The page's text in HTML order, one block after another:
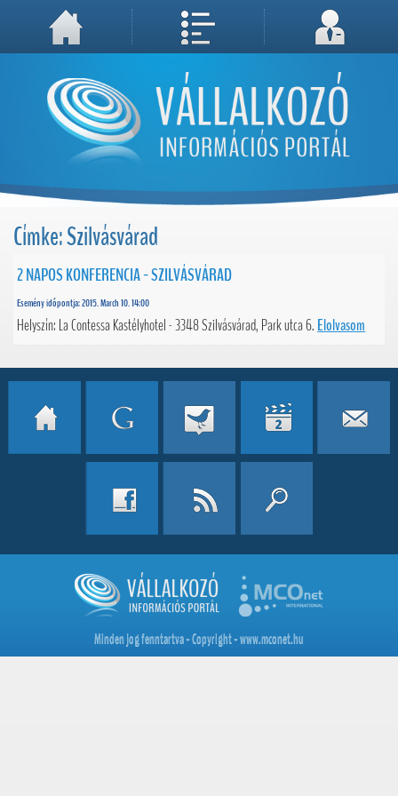
A weboldal használatával Ön elfogadja, hogy Cookie-kat (sütiket) tároljunk számítógépén. A sütik a weboldal megfelelő működéséhez
Megértettem, folytatás...
Címke: Szilvásvárad
2 NAPOS KONFERENCIA - SZILVÁSVÁRAD
Esemény időpontja: 2015. March 10. 14:00
Helyszín: La Contessa Kastélyhotel - 3348 Szilvásvárad, Park utca 6. Elolvasom
Minden jog fenntartva - Copyright - www.mconet.hu